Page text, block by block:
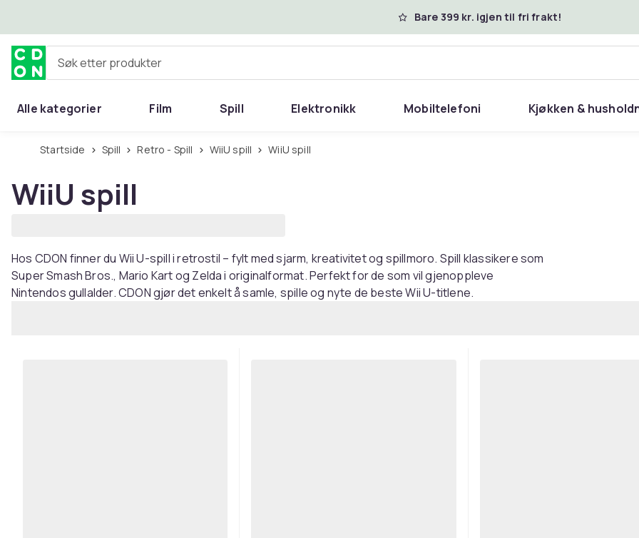
Bare 399 kr. igjen til fri frakt!
Søk etter produkter
Alle kategorier Film Spill Elektronikk Mobiltelefoni Kjøkken &
Startside Spill Retro - Spill WiiU spill WiiU spill
WiiU spill
Hos CDON finner du Wii U-spill i retrostil – fylt med sjarm, kreativitet og spillmoro. Spill klassikere som
Super Smash Bros., Mario Kart og Zelda i originalformat. Perfekt for de som vil gjenoppleve
Nintendos gullalder. CDON gjør det enkelt å samle, spille og nyte de beste Wii U-titlene.